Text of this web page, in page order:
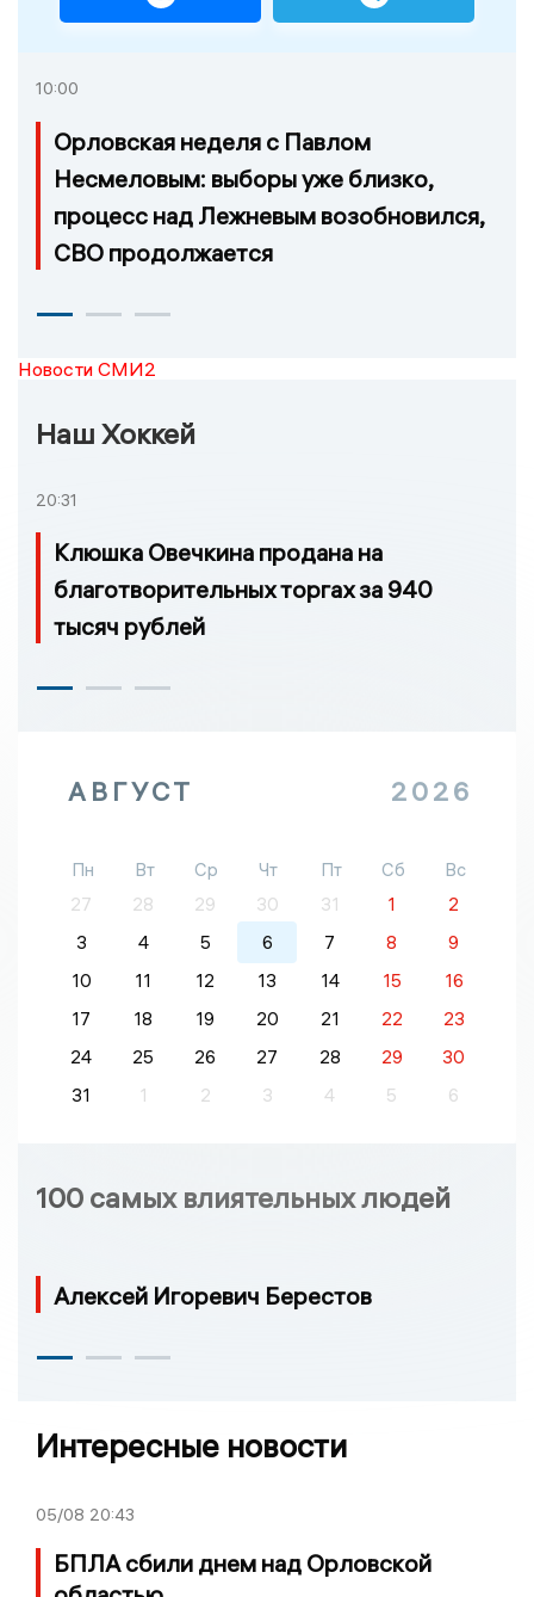
10:00
Орловская неделя с Павлом
Несмеловым: выборы уже близко,
процесс над Лежневым возобновился,
СВО продолжается
Новости СМИ2
Наш Хоккей
20:31
Клюшка Овечкина продана на
благотворительных торгах за 940
тысяч рублей
АВГУСТ 2026
Пн Вт Ср Чт Пт Сб
Вс
27
28 29 30 31 1
2
3
4 5 6 7 8
9
10
11 12 13 14 15
16
17
18 19 20 21 22
23
24
25 26 27 28 29
30
31
1 2 3 4 5 6
100 самых влиятельных людей
Алексей Игоревич Берестов
Интересные новости
05/08 20:43
БПЛА сбили днем над Орловской